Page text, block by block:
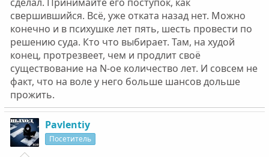
свершившийся. Всё, уже отката назад нет. Можно
конечно и в психушке лет пять, шесть провести по
решению суда. Кто что выбирает. Там, на худой
конец, протрезвеет, чем и продлит своё
существование на N-ое количество лет. И совсем не
факт, что на воле у него больше шансов дольше
прожить.
Pavlentiy
Посетитель